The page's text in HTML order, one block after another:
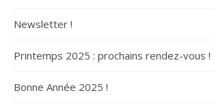
Newsletter !
Printemps 2025 : prochains rendez-vous !
Bonne Année 2025 !